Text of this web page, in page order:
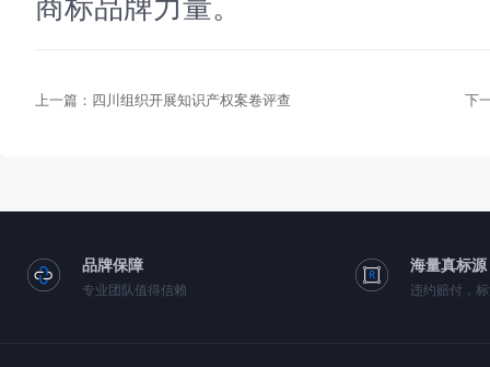
商标品牌力量。
上一篇： 四川组织开展知识产权案卷评查 下
品牌保障
专业团队值得信赖
海量真标源
违约赔付，